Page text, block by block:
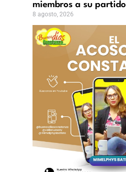
miembros a su partido
8 agosto, 2026